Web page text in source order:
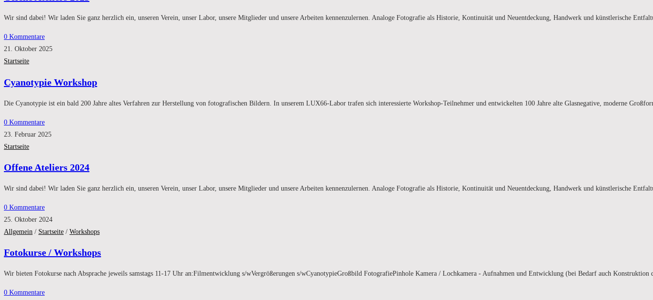
Wir sind dabei! Wir laden Sie ganz herzlich ein, unseren Verein, unser Labor, unsere Mitglieder und unsere Arbeiten kennenzulernen. Analoge Fotografie als Historie, Kontinuität und Neuentdeckung, Handwerk und künstlerische
0 Kommentare
21. Oktober 2025
Startseite
Cyanotypie Workshop
Die Cyanotypie ist ein bald 200 Jahre altes Verfahren zur Herstellung von fotografischen Bildern. In unserem LUX66-Labor trafen sich interessierte Workshop-Teilnehmer und entwickelten 100 Jahre alte Glasnegative, moderne
0 Kommentare
23. Februar 2025
Startseite
Offene Ateliers 2024
Wir sind dabei! Wir laden Sie ganz herzlich ein, unseren Verein, unser Labor, unsere Mitglieder und unsere Arbeiten kennenzulernen. Analoge Fotografie als Historie, Kontinuität und Neuentdeckung, Handwerk und künstlerische
0 Kommentare
25. Oktober 2024
Allgemein / Startseite / Workshops
Fotokurse / Workshops
Wir bieten Fotokurse nach Absprache jeweils samstags 11-17 Uhr an:Filmentwicklung s/wVergrößerungen s/wCyanotypieGroßbild FotografiePinhole Kamera / Lochkamera - Aufnahmen und Entwicklung (bei Bedarf auch
0 Kommentare